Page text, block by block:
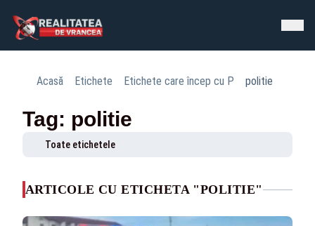
Acasă Etichete Etichete care încep cu P politie
Tag: politie
Toate etichetele
ARTICOLE CU ETICHETA "POLITIE"